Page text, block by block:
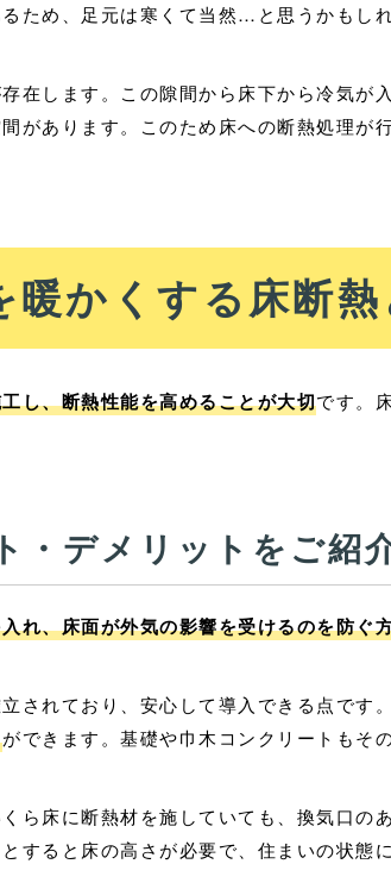
ため、足元は寒くて当然…と思うかもし
在します。この隙間から床下から冷気が
があります。このため床への断熱処理が
暖かくする床断熱
し、断熱性能を高めることが大切です。
・デメリットをご紹
れ、床面が外気の影響を受けるのを防ぐ
されており、安心して導入できる点です
ができます。基礎や巾木コンクリートもそ
ら床に断熱材を施していても、換気口の
すると床の高さが必要で、住まいの状態